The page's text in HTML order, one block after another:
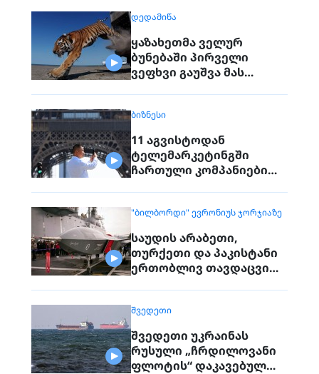
ᲓᲔᲓᲐᲛᲘᲬᲐ
ყაზახეთმა ველურ
ბუნებაში პირველი
ვეფხვი გაუშვა მას
გაქრა თურანული ვეფხვი
ᲑᲘᲖᲜᲔᲡᲘ
11 აგვისტოდან
ტელემარკეტინგში
ჩართული კომპანიები
მოქალაქეებს
"ᲑᲘᲚᲑᲝᲠᲓᲘ" ᲔᲕᲠᲝᲜᲘᲣᲡ ᲯᲝᲠᲯᲘᲐᲖᲔ
საუდის არაბეთი,
თურქეთი და პაკისტანი
ერთობლივ თავდაცვით
ᲨᲕᲔᲓᲔᲗᲘ
შვედეთი უკრაინას
რუსული „ჩრდილოვანი
ფლოტის“ დაკავებულ